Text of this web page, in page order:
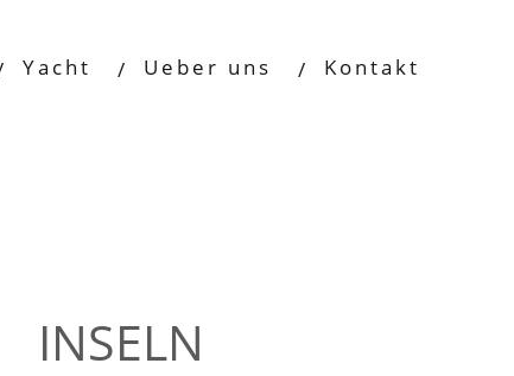
Yacht Ueber uns Kontakt
INSELN